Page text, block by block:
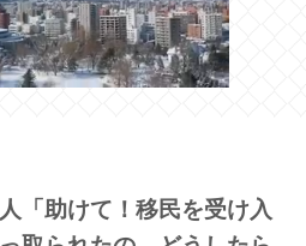
「助けて！移民を受け入